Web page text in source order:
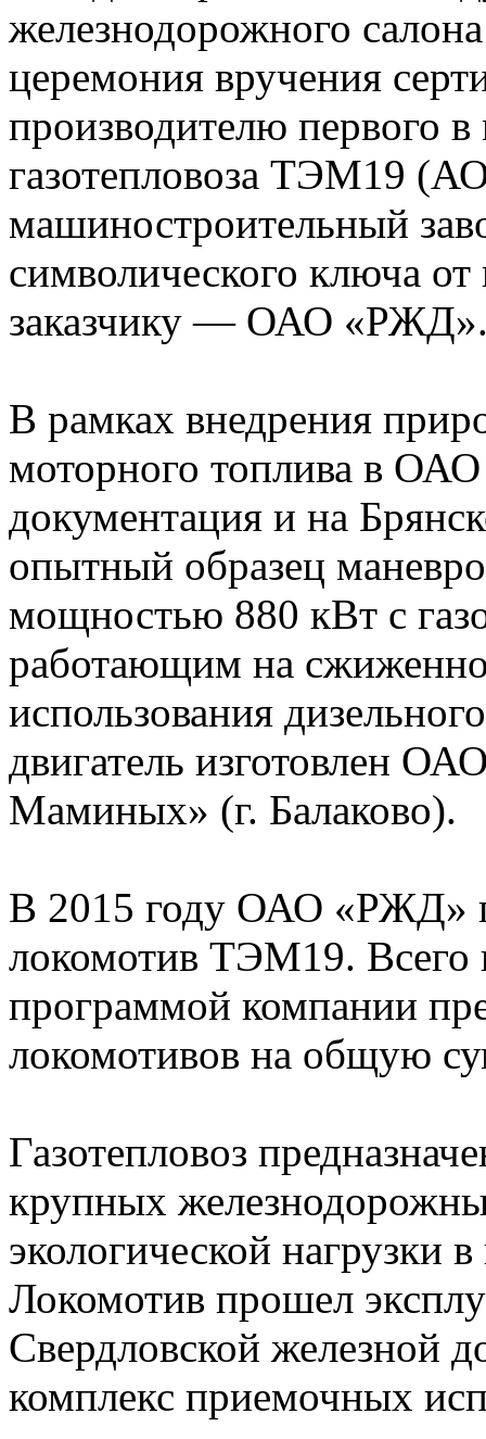
железнодорожного
церемония вручения
производителю первого
газотепловоза ТЭМ19
машиностроительный
символического ключа от
заказчику — ОАО
В рамках внедрения
моторного топлива в
документация и на
опытный образец
мощностью 880 кВт с
работающим на
использования
двигатель изготовлен
Маминых» (г. Балаково).
В 2015 году ОАО «РЖД»
локомотив ТЭМ19. Всего
программой компании
локомотивов на общую
Газотепловоз
крупных
экологической нагрузки
Локомотив прошел
Свердловской железной
комплекс приемочных